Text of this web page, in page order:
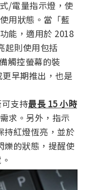
/電量指示燈，使
用狀態。當「藍
能，適用於 2018
起則使用包括
觸控螢幕的裝
早期推出，也是
支持最長 15 小時
求。另外，指示
持紅燈恆亮，並於
爍的狀態，提醒使